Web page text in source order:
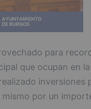
para
que ocupan en
inversiones
por un